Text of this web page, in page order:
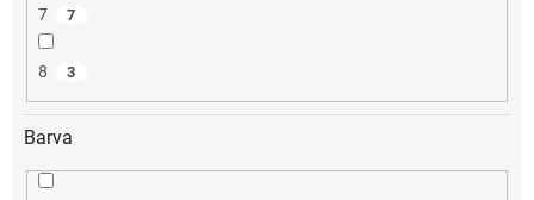
7 7
8 3
Barva